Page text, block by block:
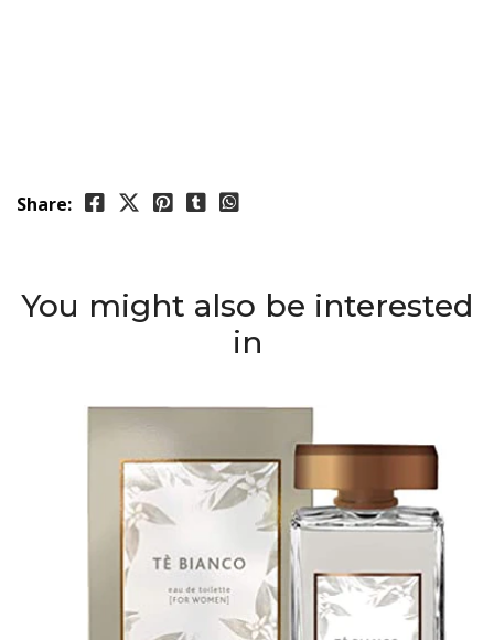
Share:
You might also be interested
in